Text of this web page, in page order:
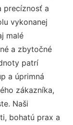
precíznosť a
vykonanej
malé
a zbytočné
patrí
a úprimná
zákazníka,
Naši
bohatú prax a